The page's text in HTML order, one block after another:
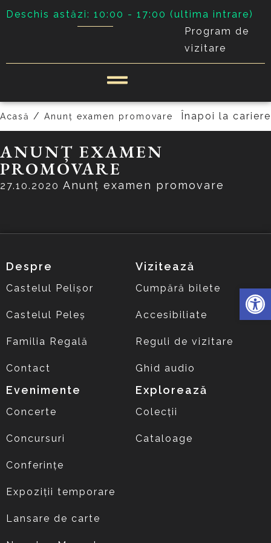
Deschis astăzi: 10:00 - 17:00 (ultima intrare)
Program de
vizitare
Acasă / Anunț examen promovare Înapoi la cariere
ANUNȚ EXAMEN
PROMOVARE
27.10.2020 Anunț examen promovare
Despre
Castelul Pelișor
Castelul Peleș
Familia Regală
Contact
Vizitează
Cumpără bilete
Accesibiliate
Reguli de vizitare
Ghid audio
Evenimente
Concerte
Concursuri
Conferințe
Expoziții temporare
Lansare de carte
Explorează
Colecții
Cataloage